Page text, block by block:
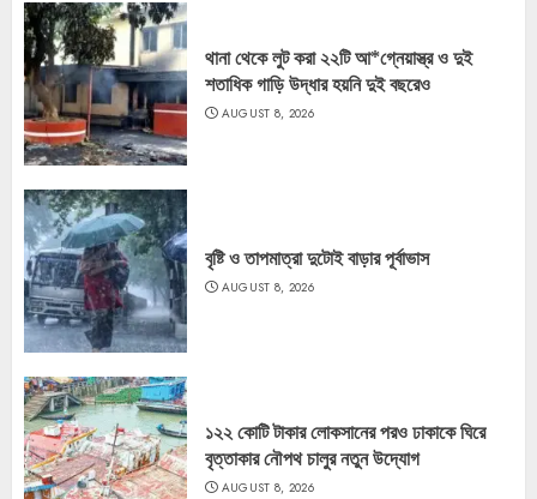
থানা থেকে লুট করা ২২টি আ*গ্নেয়াস্ত্র ও দুই
শতাধিক গাড়ি উদ্ধার হয়নি দুই বছরেও
AUGUST 8, 2026
বৃষ্টি ও তাপমাত্রা দুটোই বাড়ার পূর্বাভাস
AUGUST 8, 2026
১২২ কোটি টাকার লোকসানের পরও ঢাকাকে ঘিরে
বৃত্তাকার নৌপথ চালুর নতুন উদ্যোগ
AUGUST 8, 2026